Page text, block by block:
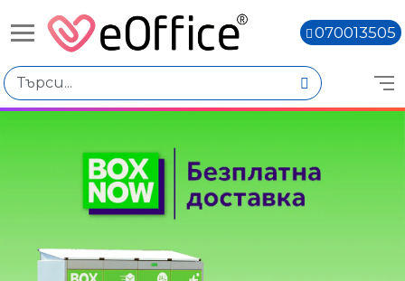
070013505